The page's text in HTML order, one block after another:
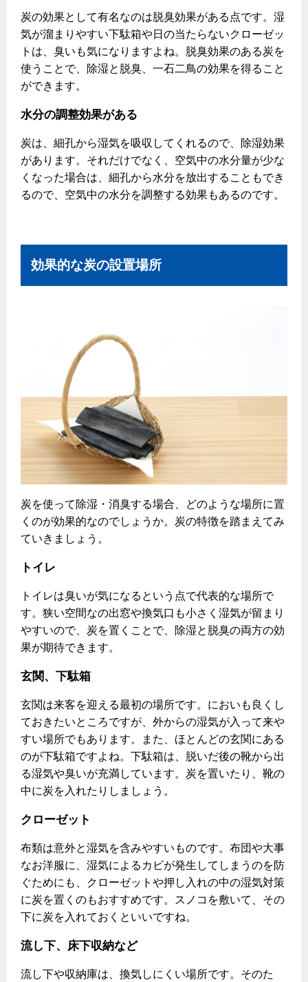
お引越しのときには
ガス使用開始のご案内
ガス使用停止のご案内
炭の効果として有名なのは脱臭効果がある点です。湿
気が溜まりやすい下駄箱や日の当たらないクローゼッ
トは、臭いも気になりますよね。脱臭効果のある炭を
使うことで、除湿と脱臭、一石二鳥の効果を得ること
ができます。
水分の調整効果がある
炭は、細孔から湿気を吸収してくれるので、除湿効果
があります。それだけでなく、空気中の水分量が少な
くなった場合は、細孔から水分を放出することもでき
るので、空気中の水分を調整する効果もあるのです。
効果的な炭の設置場所
炭を使って除湿・消臭する場合、どのような場所に置
くのが効果的なのでしょうか。炭の特徴を踏まえてみ
ていきましょう。
トイレ
トイレは臭いが気になるという点で代表的な場所で
す。狭い空間なの出窓や換気口も小さく湿気が留まり
やすいので、炭を置くことで、除湿と脱臭の両方の効
果が期待できます。
玄関、下駄箱
玄関は来客を迎える最初の場所です。においも良くし
ておきたいところですが、外からの湿気が入って来や
すい場所でもあります。また、ほとんどの玄関にある
のが下駄箱ですよね。下駄箱は、脱いだ後の靴から出
る湿気や臭いが充満しています。炭を置いたり、靴の
中に炭を入れたりしましょう。
クローゼット
布類は意外と湿気を含みやすいものです。布団や大事
なお洋服に、湿気によるカビが発生してしまうのを防
ぐためにも、クローゼットや押し入れの中の湿気対策
に炭を置くのもおすすめです。スノコを敷いて、その
下に炭を入れておくといいですね。
流し下、床下収納など
流し下や収納庫は、換気しにくい場所です。そのた